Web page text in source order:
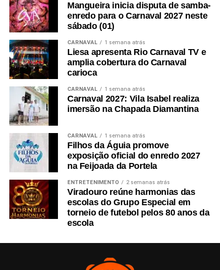
Mangueira inicia disputa de samba-
enredo para o Carnaval 2027 neste
sábado (01)
CARNAVAL 1 semana atrás
Liesa apresenta Rio Carnaval TV e
amplia cobertura do Carnaval
carioca
CARNAVAL 1 semana atrás
Carnaval 2027: Vila Isabel realiza
imersão na Chapada Diamantina
CARNAVAL 1 semana atrás
Filhos da Águia promove
exposição oficial do enredo 2027
na Feijoada da Portela
ENTRETENIMENTO 2 semanas atrás
Viradouro reúne harmonias das
escolas do Grupo Especial em
torneio de futebol pelos 80 anos da
escola